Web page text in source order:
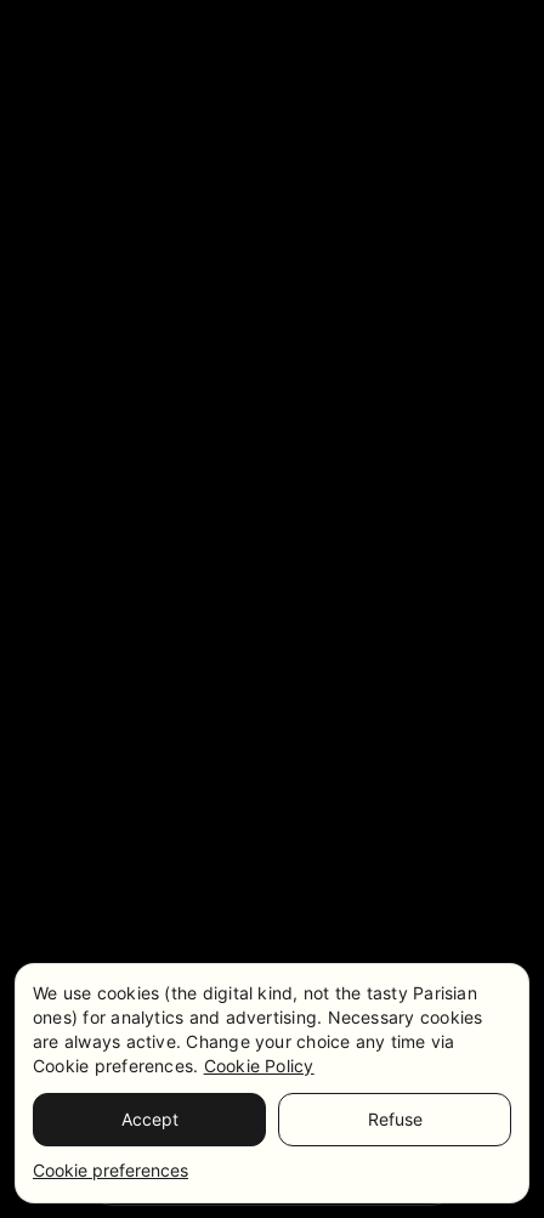
Precios y disponibilidad
Ponte en contacto con nosotros
We use cookies (the digital kind, not the tasty Parisian
ones) for analytics and advertising. Necessary cookies
are always active. Change your choice any time via
Cookie preferences. Cookie Policy
Accept Refuse
Cookie preferences